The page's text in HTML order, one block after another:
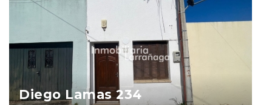
Diego Lamas 234